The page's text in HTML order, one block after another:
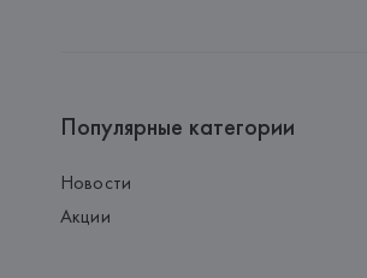
Популярные категории
Новости
Акции